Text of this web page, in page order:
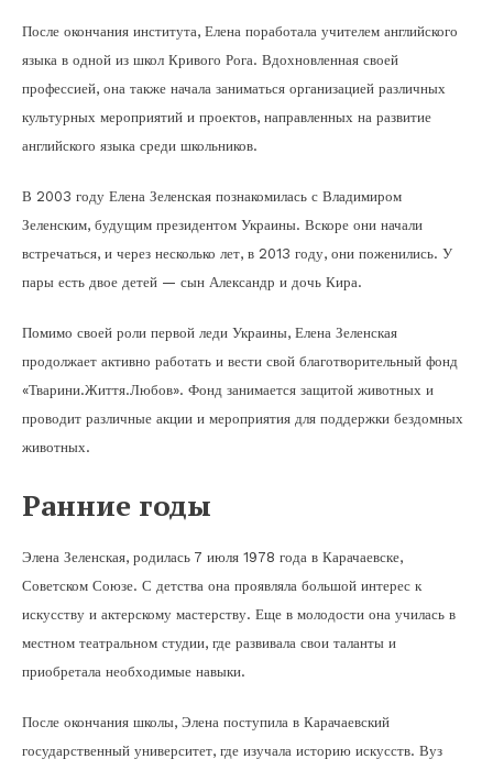
После окончания института, Елена поработала учителем английского
языка в одной из школ Кривого Рога. Вдохновленная своей
профессией, она также начала заниматься организацией различных
культурных мероприятий и проектов, направленных на развитие
английского языка среди школьников.
В 2003 году Елена Зеленская познакомилась с Владимиром
Зеленским, будущим президентом Украины. Вскоре они начали
встречаться, и через несколько лет, в 2013 году, они поженились. У
пары есть двое детей — сын Александр и дочь Кира.
Помимо своей роли первой леди Украины, Елена Зеленская
продолжает активно работать и вести свой благотворительный фонд
«Тварини.Життя.Любов». Фонд занимается защитой животных и
проводит различные акции и мероприятия для поддержки бездомных
животных.
Ранние годы
Элена Зеленская, родилась 7 июля 1978 года в Карачаевске,
Советском Союзе. С детства она проявляла большой интерес к
искусству и актерскому мастерству. Еще в молодости она училась в
местном театральном студии, где развивала свои таланты и
приобретала необходимые навыки.
После окончания школы, Элена поступила в Карачаевский
государственный университет, где изучала историю искусств. Вуз